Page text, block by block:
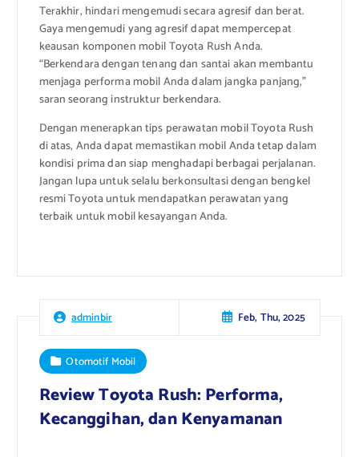
Terakhir, hindari mengemudi secara agresif dan berat.
Gaya mengemudi yang agresif dapat mempercepat
keausan komponen mobil Toyota Rush Anda.
“Berkendara dengan tenang dan santai akan membantu
menjaga performa mobil Anda dalam jangka panjang,”
saran seorang instruktur berkendara.
Dengan menerapkan tips perawatan mobil Toyota Rush
di atas, Anda dapat memastikan mobil Anda tetap dalam
kondisi prima dan siap menghadapi berbagai perjalanan.
Jangan lupa untuk selalu berkonsultasi dengan bengkel
resmi Toyota untuk mendapatkan perawatan yang
terbaik untuk mobil kesayangan Anda.
adminbir Feb, Thu, 2025
Otomotif Mobil
Review Toyota Rush: Performa,
Kecanggihan, dan Kenyamanan